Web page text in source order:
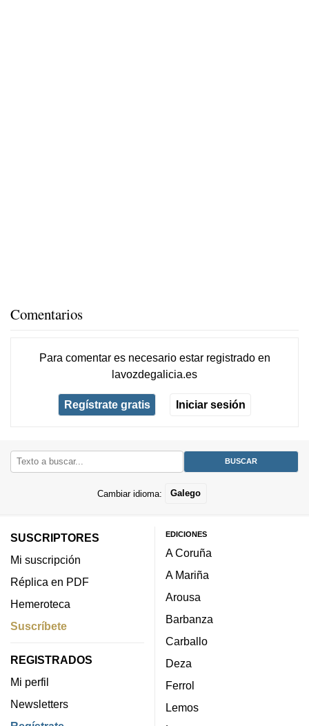
Comentarios
Para comentar es necesario estar registradoen
lavozdegalicia.es
Regístrate gratis Iniciar sesión
Cambiar idioma: Galego
SUSCRIPTORES
Mi suscripción
Réplica en PDF
Hemeroteca
Suscríbete
REGISTRADOS
Mi perfil
Newsletters
EDICIONES
A Coruña
A Mariña
Arousa
Barbanza
Carballo
Deza
Ferrol
Lemos